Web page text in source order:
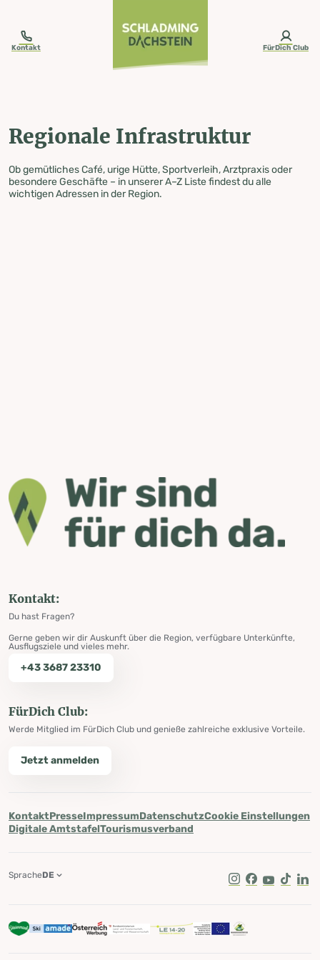
Kontakt FürDich Club
Regionale Infrastruktur
Ob gemütliches Café, urige Hütte, Sportverleih, Arztpraxis oder
besondere Geschäfte – in unserer A–Z Liste findest du alle
wichtigen Adressen in der Region.
Kontakt:
Du hast Fragen?
Gerne geben wir dir Auskunft über die Region, verfügbare Unterkünfte,
Ausflugsziele und vieles mehr.
+43 3687 23310
FürDich Club:
Werde Mitglied im FürDich Club und genieße zahlreiche exklusive Vorteile.
Jetzt anmelden
KontaktPresseImpressumDatenschutzCookie Einstellungen
Digitale AmtstafelTourismusverband
Instagram
Facebook
Youtube
Tik Tok
SpracheDE